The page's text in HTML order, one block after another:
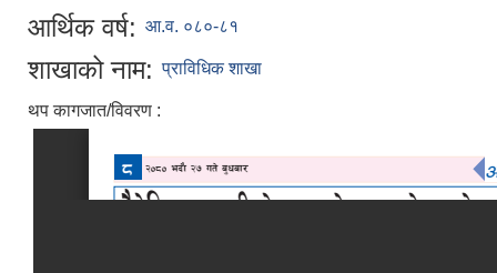
आर्थिक वर्ष: आ.व. ०८०-८१
शाखाको नाम: प्राविधिक शाखा
थप कागजात/विवरण :